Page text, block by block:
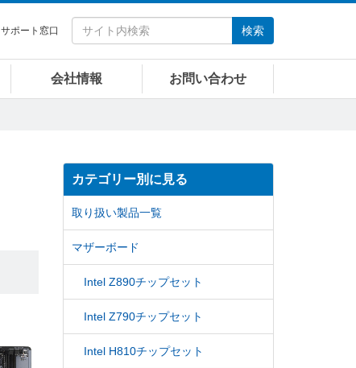
サポート窓口 検索
会社情報 お問い合わせ
カテゴリー別に見る
取り扱い製品一覧
マザーボード
Intel Z890チップセット
Intel Z790チップセット
Intel H810チップセット